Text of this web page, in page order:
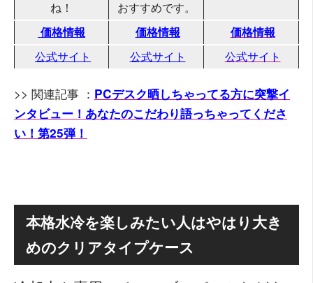
ね！
おすすめです。
価格情報 価格情報 価格情報
公式サイト 公式サイト 公式サイト
>> 関連記事 ： PCデスク晒しちゃってる方に突撃イ
ンタビュー！あなたのこだわり語っちゃってくださ
い！第25弾！
本格水冷を楽しみたい人はやはり大き
めのクリアタイプケース